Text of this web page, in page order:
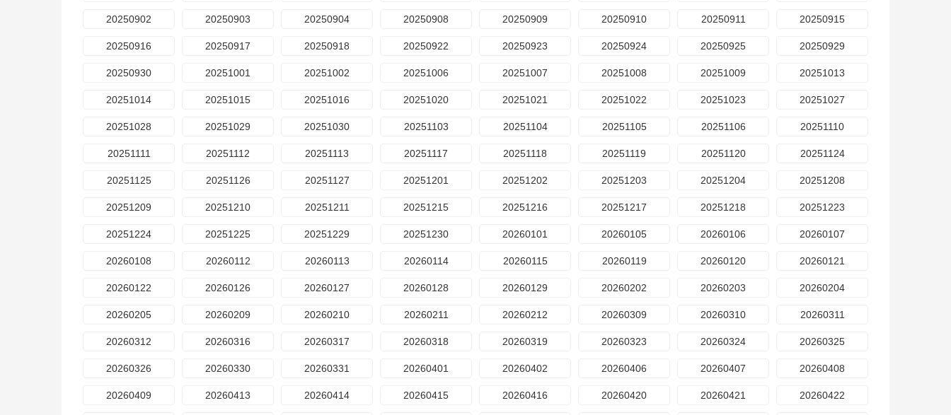
20250902 20250903 20250904 20250908 20250909 20250910 20250911 20250915
20250916 20250917 20250918 20250922 20250923 20250924 20250925 20250929
20250930 20251001 20251002 20251006 20251007 20251008 20251009 20251013
20251014 20251015 20251016 20251020 20251021 20251022 20251023 20251027
20251028 20251029 20251030 20251103 20251104 20251105 20251106 20251110
20251111 20251112 20251113 20251117 20251118 20251119 20251120 20251124
20251125 20251126 20251127 20251201 20251202 20251203 20251204 20251208
20251209 20251210 20251211 20251215 20251216 20251217 20251218 20251223
20251224 20251225 20251229 20251230 20260101 20260105 20260106 20260107
20260108 20260112 20260113 20260114 20260115 20260119 20260120 20260121
20260122 20260126 20260127 20260128 20260129 20260202 20260203 20260204
20260205 20260209 20260210 20260211 20260212 20260309 20260310 20260311
20260312 20260316 20260317 20260318 20260319 20260323 20260324 20260325
20260326 20260330 20260331 20260401 20260402 20260406 20260407 20260408
20260409 20260413 20260414 20260415 20260416 20260420 20260421 20260422